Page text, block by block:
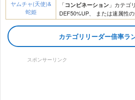
ヤムチャ(天使)&
蛇姫
「コンビネーション 」カテゴ
DEF50%UP、 または速属性
カテゴリリーダー倍率ラ
スポンサーリンク